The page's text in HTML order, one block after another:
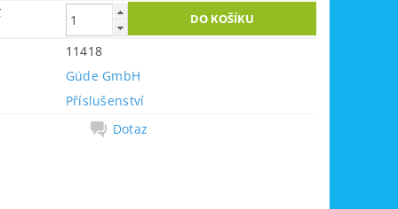
11418
Güde GmbH
Příslušenství
Dotaz